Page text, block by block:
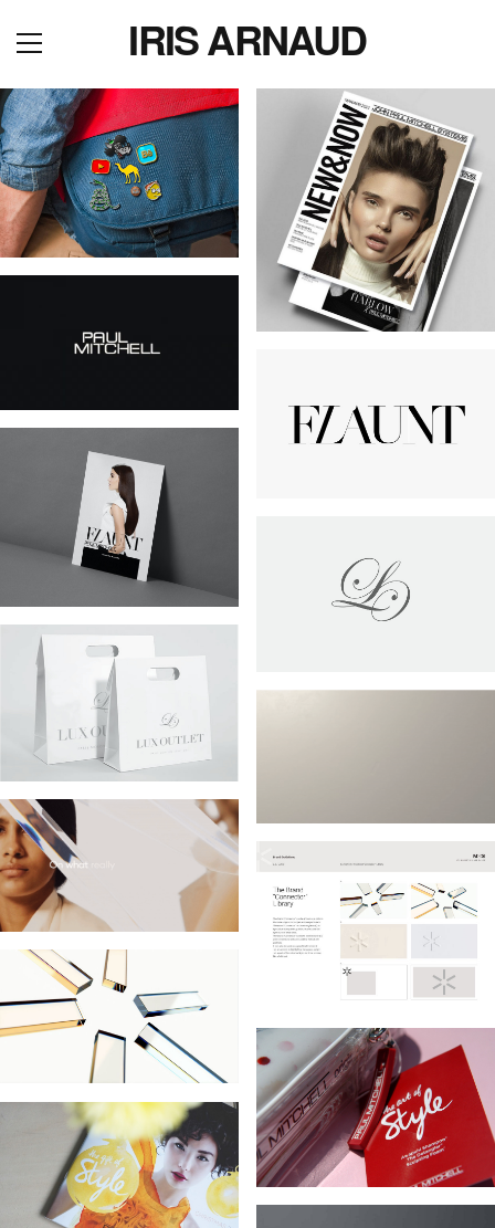
IRIS ARNAUD